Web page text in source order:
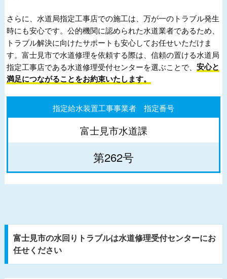
さらに、水道局指定工事店での施工は、万が一のトラブル発生
時にも安心です。公的機関に認められた水道業者であるため、
トラブル解決に向けたサポートも安心してお任せいただけま
す。富士見市で水道修理を依頼する際は、信頼の置ける水道局
指定工事店である水道修理受付センターを選ぶことで、安心と
満足につながることをお約束いたします。
指定給水装置工事事業者 指定番号
富士見市水道課
第262号
富士見市の水回りトラブルは水道修理受付センターにお
任せください